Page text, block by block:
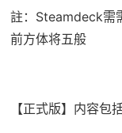
註：Steamdeck需
前方体将五般
【正式版】内容包括